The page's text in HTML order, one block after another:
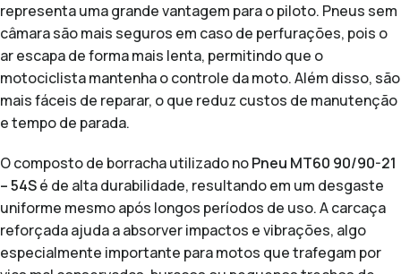
representa uma grande vantagem para o piloto. Pneus sem
câmara são mais seguros em caso de perfurações, pois o
ar escapa de forma mais lenta, permitindo que o
motociclista mantenha o controle da moto. Além disso, são
mais fáceis de reparar, o que reduz custos de manutenção
e tempo de parada.
O composto de borracha utilizado noPneu MT60 90/90-21
– 54Sé de alta durabilidade, resultando em um desgaste
uniforme mesmo após longos períodos de uso. A carcaça
reforçada ajuda a absorver impactos e vibrações, algo
especialmente importante para motos que trafegam por